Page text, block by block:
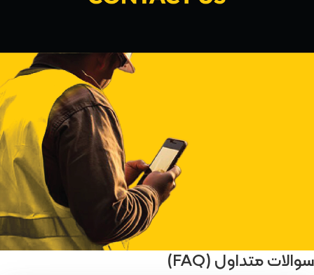
سوالات متداول (FAQ)